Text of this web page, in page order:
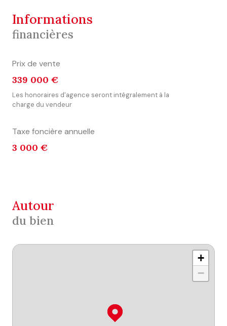
informations
financières
Prix de vente
339 000 €
Les honoraires d'agence seront intégralement à la
charge du vendeur
Taxe foncière annuelle
3 000 €
autour
du bien
+
−